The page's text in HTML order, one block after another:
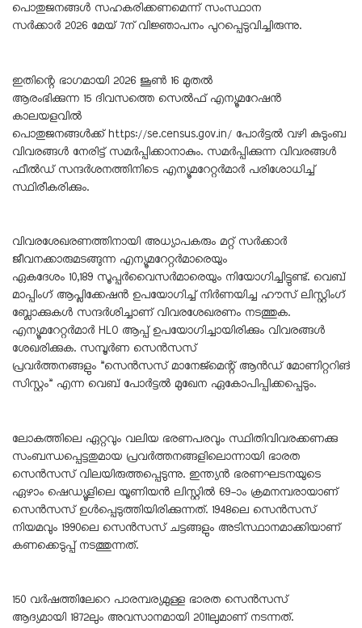
പൊതുജനങ്ങൾ സഹകരിക്കണമെന്ന് സംസ്ഥാന
സർക്കാർ 2026 മേയ് 7ന് വിജ്ഞാപനം പുറപ്പെടുവിച്ചിരുന്നു.
ഇതിന്റെ ഭാഗമായി 2026 ജൂൺ 16 മുതൽ
ആരംഭിക്കുന്ന 15 ദിവസത്തെ സെൽഫ് എന്യൂമറേഷൻ
കാലയളവിൽ
പൊതുജനങ്ങൾക്ക്https://se.census.gov.in/ പോർട്ടൽ വഴി കുടുംബ
വിവരങ്ങൾ നേരിട്ട് സമർപ്പിക്കാനാകും. സമർപ്പിക്കുന്ന വിവരങ്ങൾ
ഫീൽഡ് സന്ദർശനത്തിനിടെ എന്യൂമറേറ്റർമാർ പരിശോധിച്ച്
സ്ഥിരീകരിക്കും.
വിവരശേഖരണത്തിനായി അധ്യാപകരും മറ്റ് സർക്കാർ
ജീവനക്കാരുമടങ്ങുന്ന എന്യൂമറേറ്റർമാരെയും
ഏകദേശം 10,189 സൂപ്പർവൈസർമാരെയും നിയോഗിച്ചിട്ടുണ്ട്. വെബ്
മാപ്പിംഗ് ആപ്ലിക്കേഷൻ ഉപയോഗിച്ച് നിർണയിച്ച ഹൗസ് ലിസ്റ്റിംഗ്
ബ്ലോക്കുകൾ സന്ദർശിച്ചാണ് വിവരശേഖരണം നടത്തുക.
എന്യൂമറേറ്റർമാർ HLO ആപ്പ് ഉപയോഗിച്ചായിരിക്കും വിവരങ്ങൾ
ശേഖരിക്കുക. സമ്പൂർണ സെൻസസ്
പ്രവർത്തനങ്ങളും ”സെൻസസ് മാനേജ്‌മെന്റ്‌ ആൻഡ് മോണിറ്ററിങ്
സിസ്റ്റം” എന്ന വെബ് പോർട്ടൽ മുഖേന ഏകോപിപ്പിക്കപ്പെടും.
ലോകത്തിലെ ഏറ്റവും വലിയ ഭരണപരവും സ്ഥിതിവിവരക്കണക്കു
സംബന്ധപ്പെട്ടതുമായ പ്രവർത്തനങ്ങളിലൊന്നായി ഭാരത
സെൻസസ് വിലയിരുത്തപ്പെടുന്നു. ഇന്ത്യൻ ഭരണഘടനയുടെ
ഏഴാം ഷെഡ്യൂളിലെ യൂണിയൻ ലിസ്റ്റിൽ 69-ാം ക്രമനമ്പരായാണ്
സെൻസസ് ഉൾപ്പെടുത്തിയിരിക്കുന്നത്. 1948ലെ സെൻസസ്
നിയമവും 1990ലെ സെൻസസ് ചട്ടങ്ങളും അടിസ്ഥാനമാക്കിയാണ്
കണക്കെടുപ്പ് നടത്തുന്നത്.
150 വർഷത്തിലേറെ പാരമ്പര്യമുള്ള ഭാരത സെൻസസ്
ആദ്യമായി 1872ലും അവസാനമായി 2011ലുമാണ് നടന്നത്.